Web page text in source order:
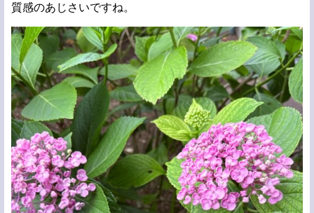
質感のあじさいですね。